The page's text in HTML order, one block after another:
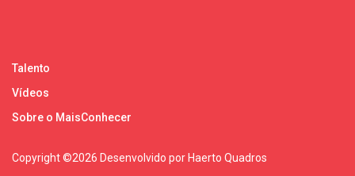
Talento
Vídeos
Sobre o MaisConhecer
Copyright ©2026 Desenvolvido por Haerto Quadros